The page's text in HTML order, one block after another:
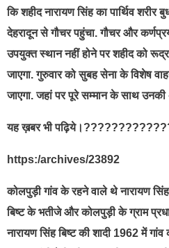
कि शहीद नारायण सिंह का पार्थिव शरीर
देहरादून से गौचर पहुंचा. गौचर और
उपयुक्त स्थान नहीं होने पर शहीद को
जाएगा. गुरुवार को सुबह सेना के विशेष
जाएगा. जहां पर पूरे सम्मान के साथ उनकी
यह ख़बर भी
https:/archives/23892
कोलपुड़ी गांव के रहने वाले थे नारायण
बिष्ट के भतीजे और कोलपुड़ी के ग्राम
नारायण सिंह बिष्ट की शादी 1962 में